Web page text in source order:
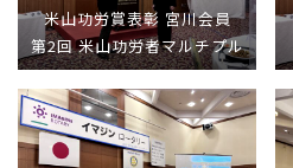
米山功労賞表彰 宮川会員
第2回 米山功労者マルチプル